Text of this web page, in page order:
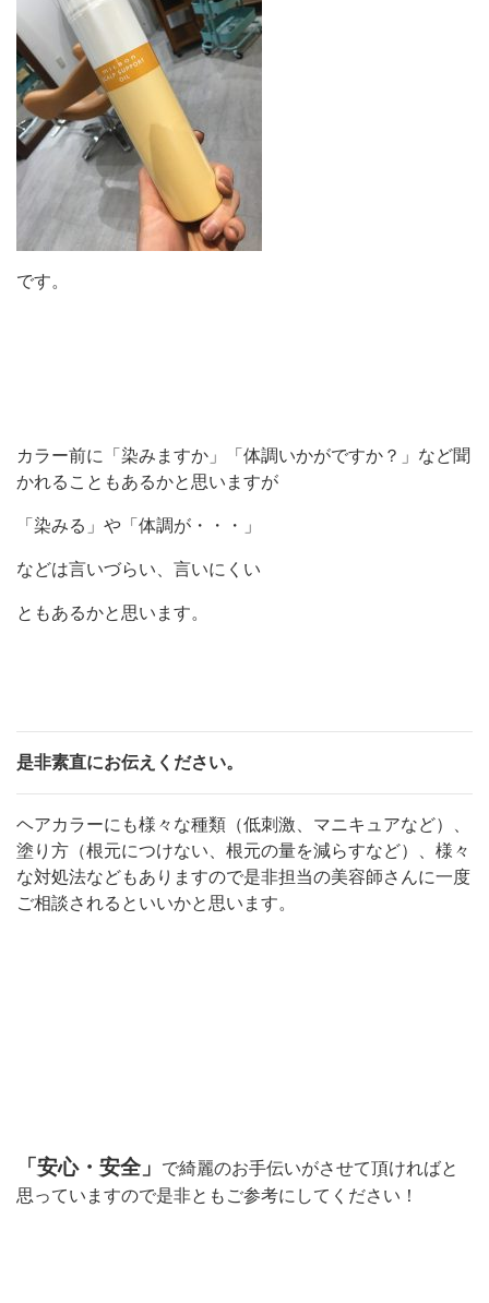
です。
カラー前に「染みますか」「体調いかがですか？」など聞
かれることもあるかと思いますが
「染みる」や「体調が・・・」
などは言いづらい、言いにくい
ともあるかと思います。
是非素直にお伝えください。
ヘアカラーにも様々な種類（低刺激、マニキュアなど）、
塗り方（根元につけない、根元の量を減らすなど）、様々
な対処法などもありますので是非担当の美容師さんに一度
ご相談されるといいかと思います。
「安心・安全」
で綺麗のお手伝いがさせて頂ければと
思っていますので是非ともご参考にしてください！